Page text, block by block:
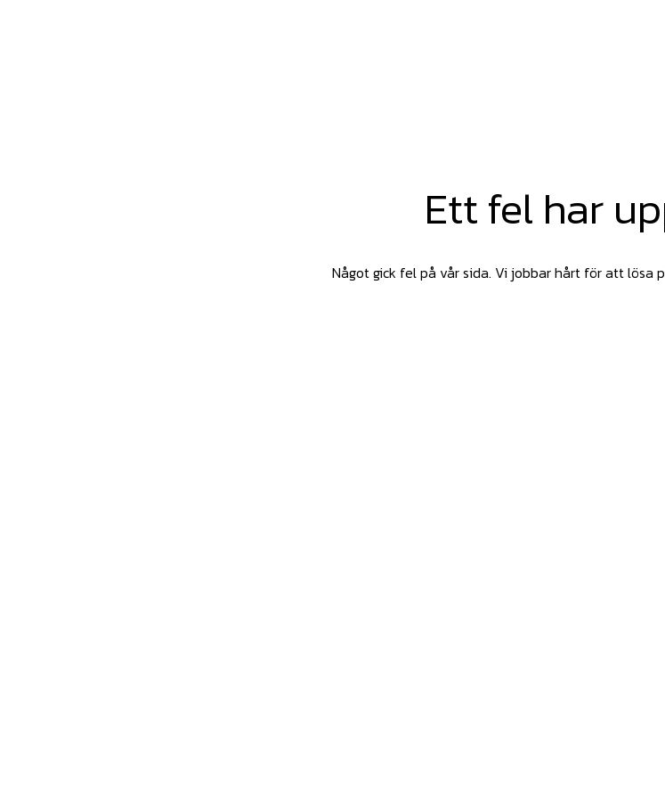
Ett fel har
Något gick fel på vår sida. Vi jobbar hårt för att lösa